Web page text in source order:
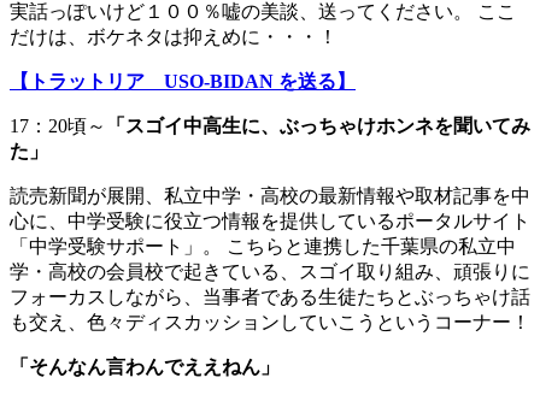
実話っぽいけど１００％嘘の美談、送ってください。 ここ
だけは、ボケネタは抑えめに・・・！
【トラットリア USO-BIDAN を送る】
17：20頃～
「スゴイ中高生に、ぶっちゃけホンネを聞いてみ
た」
読売新聞が展開、私立中学・高校の最新情報や取材記事を中
心に、中学受験に役立つ情報を提供しているポータルサイト
「中学受験サポート」。 こちらと連携した千葉県の私立中
学・高校の会員校で起きている、スゴイ取り組み、頑張りに
フォーカスしながら、当事者である生徒たちとぶっちゃけ話
も交え、色々ディスカッションしていこうというコーナー！
「 そんなん言わんでええねん 」